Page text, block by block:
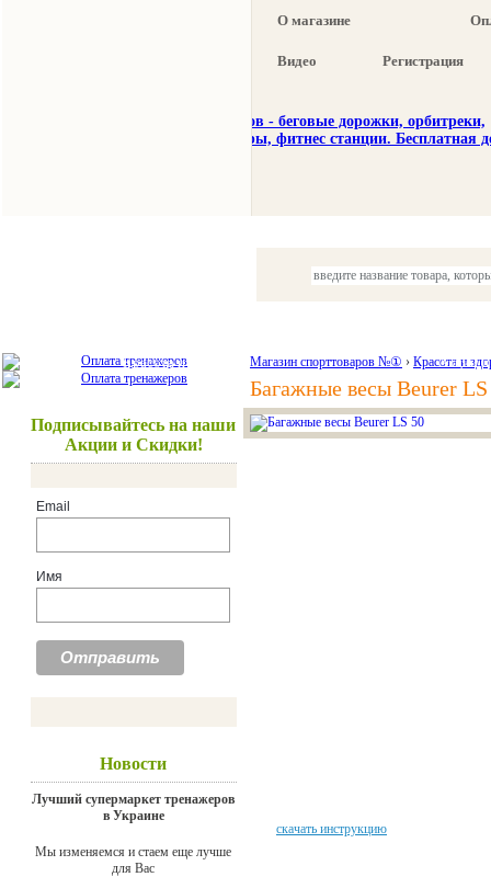
О магазине
Видео Регистрация
Красота и здоровье Акции и
Подписывайтесь на наши
Акции и Скидки!
Email
Имя
Новости
Лучший супермаркет тренажеров
в Украине
Мы изменяемся и стаем еще лучше
для Вас
Магазин спорттоваров №① › Красота и
Багажные весы Beurer
скачать инструкцию